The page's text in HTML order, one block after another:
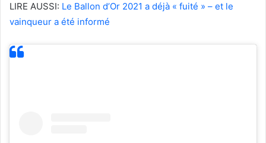
LIRE AUSSI: Le Ballon d’Or 2021 a déjà « fuité » – et le
vainqueur a été informé